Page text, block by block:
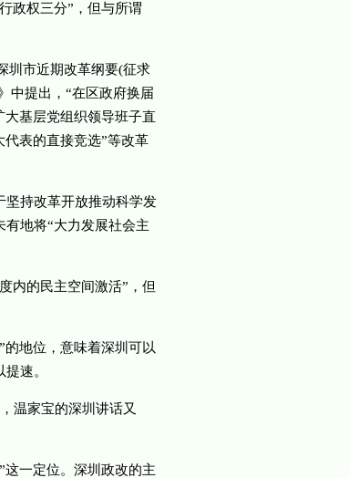
政权三分”，但与所谓
市近期改革纲要(征求
中提出，“在区政府换届
基层党组织领导班子直
表的直接竞选”等改革
持改革开放推动科学发
地将“大力发展社会主
的民主空间激活”，但
地位，意味着深圳可以
速。
温家宝的深圳讲话又
一定位。深圳政改的主